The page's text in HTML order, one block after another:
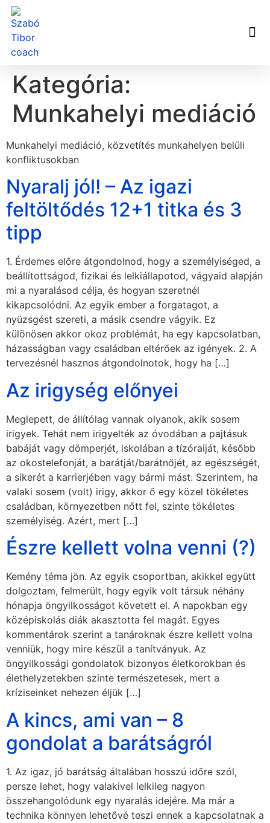
Kategória:
Munkahelyi mediáció
Munkahelyi mediáció, közvetítés munkahelyen belüli
konfliktusokban
Nyaralj jól! – Az igazi
feltöltődés 12+1 titka és 3
tipp
1. Érdemes előre átgondolnod, hogy a személyiséged, a
beállítottságod, fizikai és lelkiállapotod, vágyaid alapján
mi a nyaralásod célja, és hogyan szeretnél
kikapcsolódni. Az egyik ember a forgatagot, a
nyüzsgést szereti, a másik csendre vágyik. Ez
különösen akkor okoz problémát, ha egy kapcsolatban,
házasságban vagy családban eltérőek az igények. 2. A
tervezésnél hasznos átgondolnotok, hogy ha […]
Az irigység előnyei
Meglepett, de állítólag vannak olyanok, akik sosem
irigyek. Tehát nem irigyelték az óvodában a pajtásuk
babáját vagy dömperjét, iskolában a tízóraiját, később
az okostelefonját, a barátját/barátnőjét, az egészségét,
a sikerét a karrierjében vagy bármi mást. Szerintem, ha
valaki sosem (volt) irigy, akkor ő egy közel tökéletes
családban, környezetben nőtt fel, szinte tökéletes
személyiség. Azért, mert […]
Észre kellett volna venni (?)
Kemény téma jön. Az egyik csoportban, akikkel együtt
dolgoztam, felmerült, hogy egyik volt társuk néhány
hónapja öngyilkosságot követett el. A napokban egy
középiskolás diák akasztotta fel magát. Egyes
kommentárok szerint a tanároknak észre kellett volna
venniük, hogy mire készül a tanítványuk. Az
öngyilkossági gondolatok bizonyos életkorokban és
élethelyzetekben szinte természetesek, mert a
kríziseinket nehezen éljük […]
A kincs, ami van – 8
gondolat a barátságról
1. Az igaz, jó barátság általában hosszú időre szól,
persze lehet, hogy valakivel lelkileg nagyon
összehangolódunk egy nyaralás idejére. Ma már a
technika könnyen lehetővé teszi ennek a kapcsolatnak a